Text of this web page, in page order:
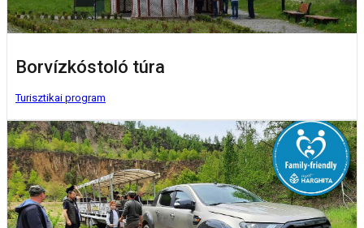
Borvízkóstoló túra
Turisztikai program